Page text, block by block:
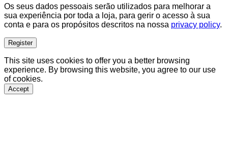
Os seus dados pessoais serão utilizados para melhorar a
sua experiência por toda a loja, para gerir o acesso à sua
conta e para os propósitos descritos na nossa privacy policy.
Register
This site uses cookies to offer you a better browsing
experience. By browsing this website, you agree to our use
of cookies.
Accept